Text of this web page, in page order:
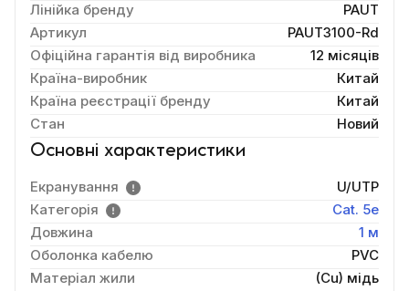
Лінійка бренду
PAUT
Артикул
PAUT3100-Rd
Офіційна гарантія від виробника
12 місяців
Країна-виробник
Китай
Країна реєстрації бренду
Китай
Стан
Новий
Основні характеристики
Екранування
U/UTP
Категорія
Cat. 5e
Довжина
1 м
Оболонка кабелю
PVC
Матеріал жили
(Cu) мідь